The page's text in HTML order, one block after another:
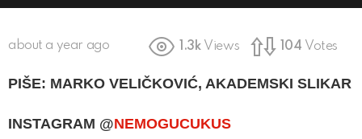
about a year ago 1.3k Views 104 Votes
PIŠE: MARKO VELIČKOVIĆ, AKADEMSKI SLIKAR
INSTAGRAM @NEMOGUCUKUS